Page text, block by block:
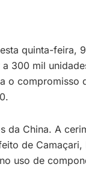
quinta-feira,
300 mil
o
China. A
de Camaçari,
uso de